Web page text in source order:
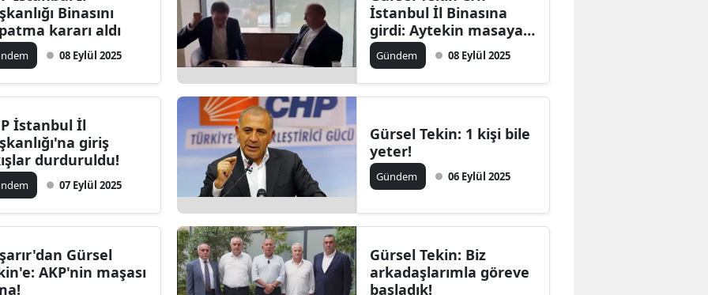
Binasını
kararı aldı
08 Eylül 2025
İstanbul İl Binasına
girdi: Aytekin masaya
vurarak hesap sordu
Gündem 08 Eylül 2025
İstanbul İl
giriş
durduruldu!
07 Eylül 2025
Gürsel Tekin: 1 kişi bile
yeter!
Gündem 06 Eylül 2025
Gürsel
AKP'nin maşası
Gürsel Tekin: Biz
arkadaşlarımla göreve
başladık!